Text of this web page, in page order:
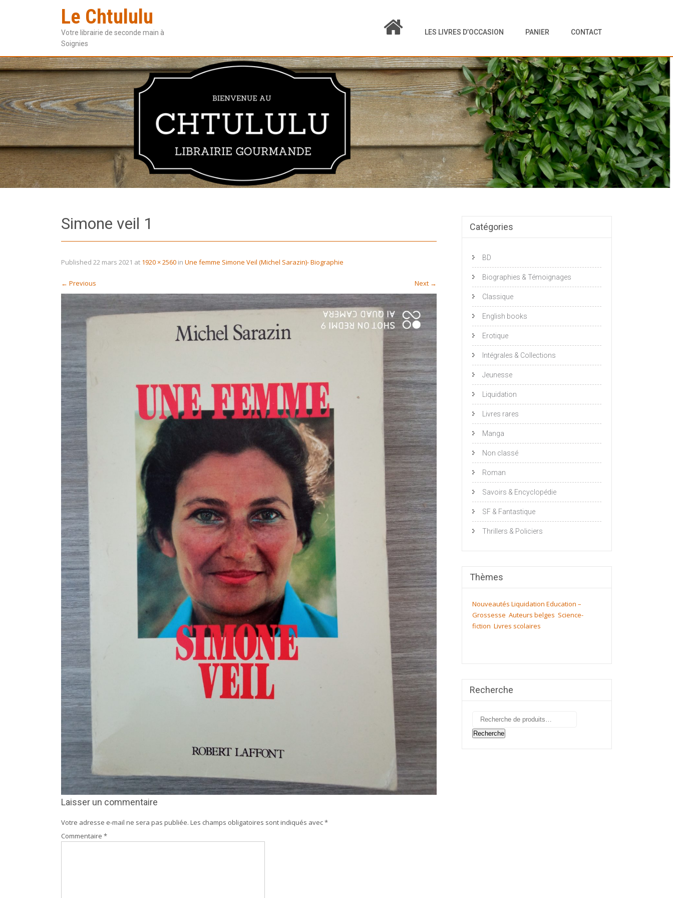
Le Chtululu
Votre librairie de seconde main à
Soignies
LES LIVRES D’OCCASION PANIER CONTACT
Simone veil 1
Published 22 mars 2021 at 1920 × 2560 in Une femme Simone Veil (Michel Sarazin)- Biographie
← Previous Next →
Laisser un commentaire
Votre adresse e-mail ne sera pas publiée. Les champs obligatoires sont indiqués avec*
Commentaire *
Catégories
BD
Biographies & Témoignages
Classique
English books
Erotique
Intégrales & Collections
Jeunesse
Liquidation
Livres rares
Manga
Non classé
Roman
Savoirs & Encyclopédie
SF & Fantastique
Thrillers & Policiers
Thèmes
Nouveautés Liquidation Education –
Grossesse Auteurs belges Science-
fiction Livres scolaires
Recherche
Recherche
pour :
Recherche